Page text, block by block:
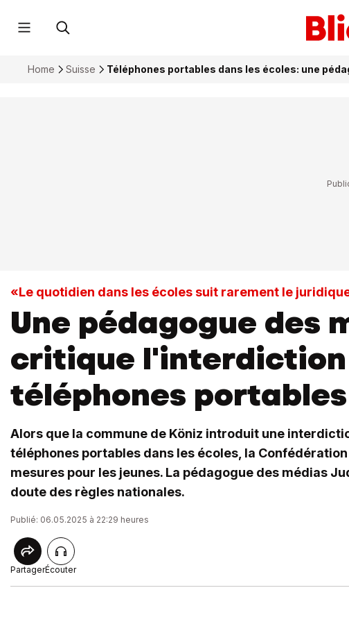
Home Suisse Téléphones portables dans les écoles: une
«Le quotidien dans les écoles suit rarement le
Une pédagogue des
critique l'interdiction
téléphones portables
Alors que la commune de Köniz introduit une
téléphones portables dans les écoles, la
mesures pour les jeunes. La pédagogue des médias
doute des règles nationales.
Publié: 06.05.2025 à 22:29 heures
PartagerÉcouter